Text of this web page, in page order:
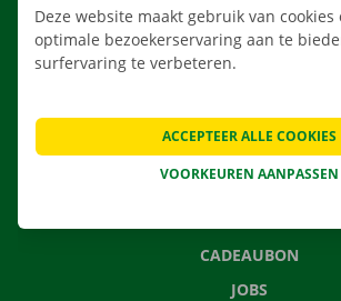
APP
VERHUISOPLOSSINGEN
CONTACTEER ONS
VEELGESTELDE VRAGEN
CADEAUBON
JOBS
Deze website maakt gebruik van cookies
optimale bezoekerservaring aan te
surfervaring te verbeteren.
VOORKEUREN AANPASSEN
ACCEPTEER ALLE COOKIES